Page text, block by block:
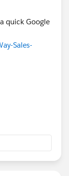
quick Google
Sales-